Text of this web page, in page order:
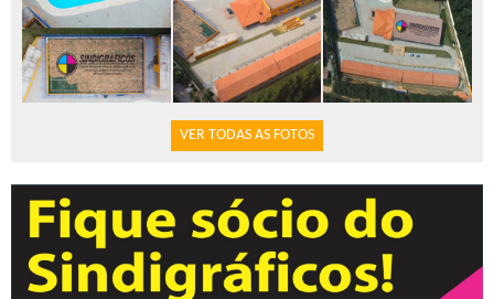
VER TODAS AS FOTOS